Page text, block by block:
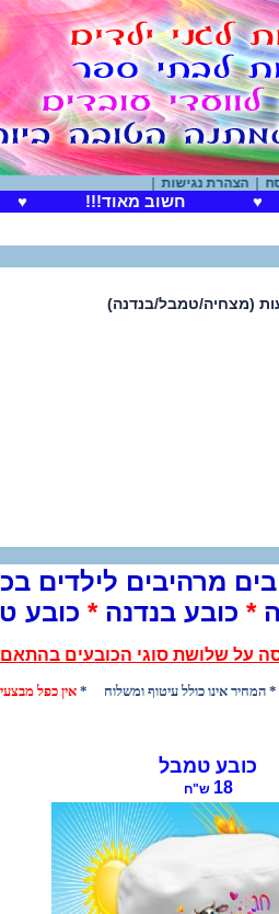
נגישות|
♥ חשוב מאוד!!! ♥
(מצחיה/טמבל/בנדנה)
מרהיבים לילדים
* כובע בנדנה* כובע
על שלושת סוגי הכובעים
אין כפל
כובע טמבל
18 ש"ח